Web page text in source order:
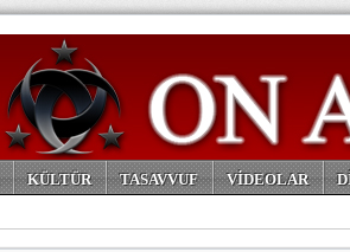
KÜLTÜR TASAVVUF VİDEOLAR